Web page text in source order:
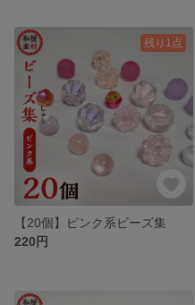
残り1点
【20個】ピンク系ビーズ集
220円